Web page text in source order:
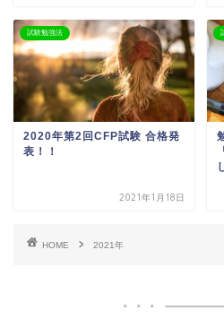
試験勉強法
2020年第2回CFP試験 合格発
表！！
2021年1月18日
HOME 2021年